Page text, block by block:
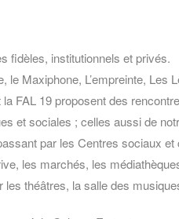
fidèles, institutionnels et privés.
le Maxiphone, L’empreinte, Les
FAL 19 proposent des
et sociales ; celles aussi de
par les Centres sociaux et
les marchés, les
théâtres, la salle des